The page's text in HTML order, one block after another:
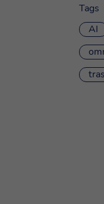
Tags
AI